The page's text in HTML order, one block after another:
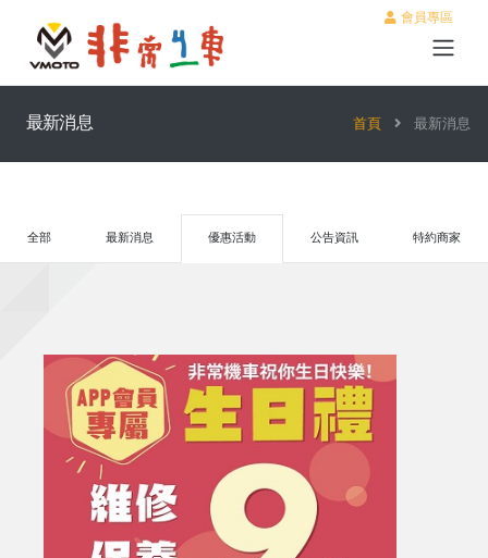
會員專區
最新消息 首頁 最新消息
全部 最新消息 優惠活動 公告資訊 特約商家